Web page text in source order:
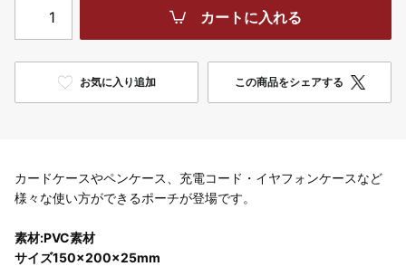
カートに入れる
お気に入り追加 この商品をシェアする
カードケースやペンケース、充電コード・イヤフォンケースなど
様々な使い方ができるポーチが登場です。
素材:PVC素材
サイズ150×200×25mm